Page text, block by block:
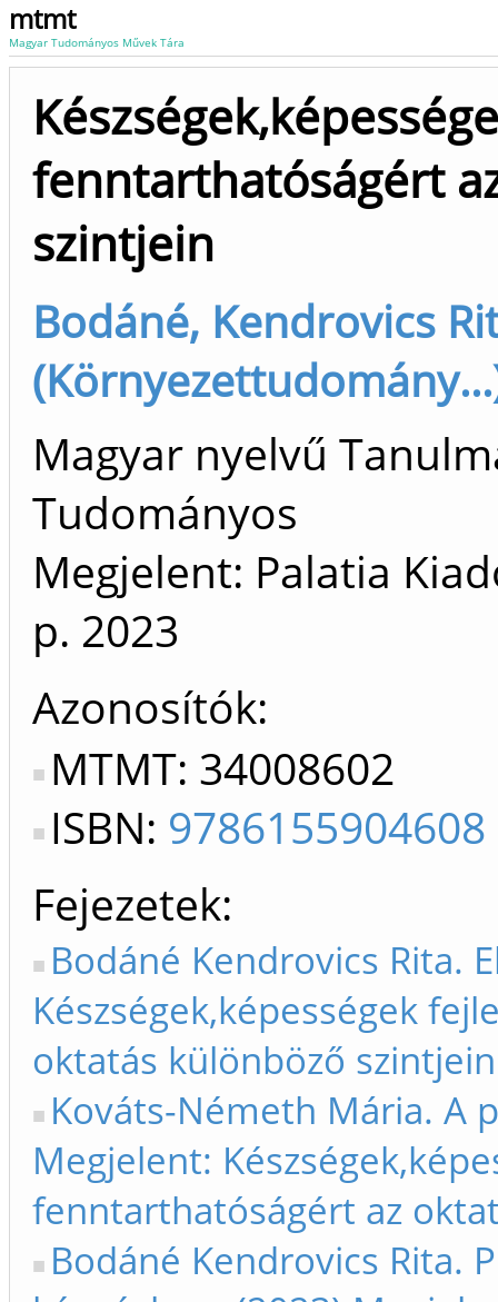
mtmt
Magyar Tudományos Művek Tára
fenntarthatóságért
szintjein
Bodáné, Kendrovics
Magyar nyelvű
Tudományos
Megjelent: Palatia
p. 2023
Azonosítók
MTMT: 34008602
ISBN: 9786155904608
Fejezetek
Bodáné Kendrovics Rita.
Készségek,képességek
oktatás különböző
Kováts-Németh Mária. A
Megjelent:
fenntarthatóságért az
Bodáné Kendrovics Rita.